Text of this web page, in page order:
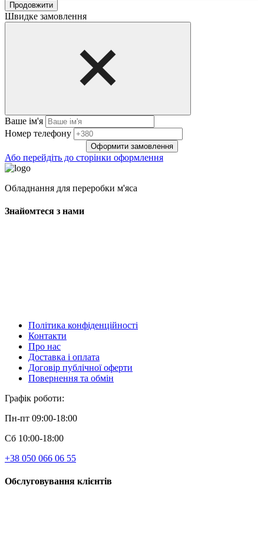
Продовжити
Швидке замовлення
Ваше ім'я
Нoмep тeлeфoнy
Оформити замовлення
Або перейдіть до сторінки оформлення
Обладнання для переробки м'яса
Знайомтеся з нами
Політика конфіденційності
Контакти
Про нас
Доставка і оплата
Договір публічної оферти
Повернення та обмін
Графік роботи:
Пн-пт 09:00-18:00
Сб 10:00-18:00
+38 050 066 06 55
Обслуговування клієнтів